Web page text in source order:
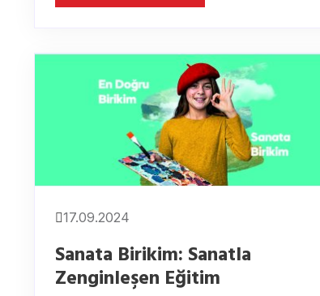
17.09.2024
Sanata Birikim: Sanatla
Zenginleşen Eğitim